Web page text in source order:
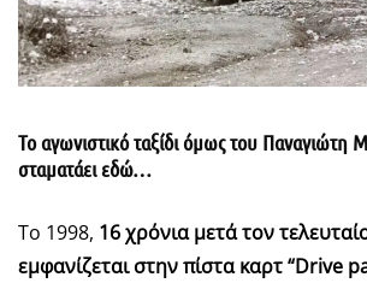
Το αγωνιστικό ταξίδι όμως του Παναγιώτη
σταματάει εδώ…
Το 1998, 16 χρόνια μετά τον
εμφανίζεται στην πίστα καρτ“Drive